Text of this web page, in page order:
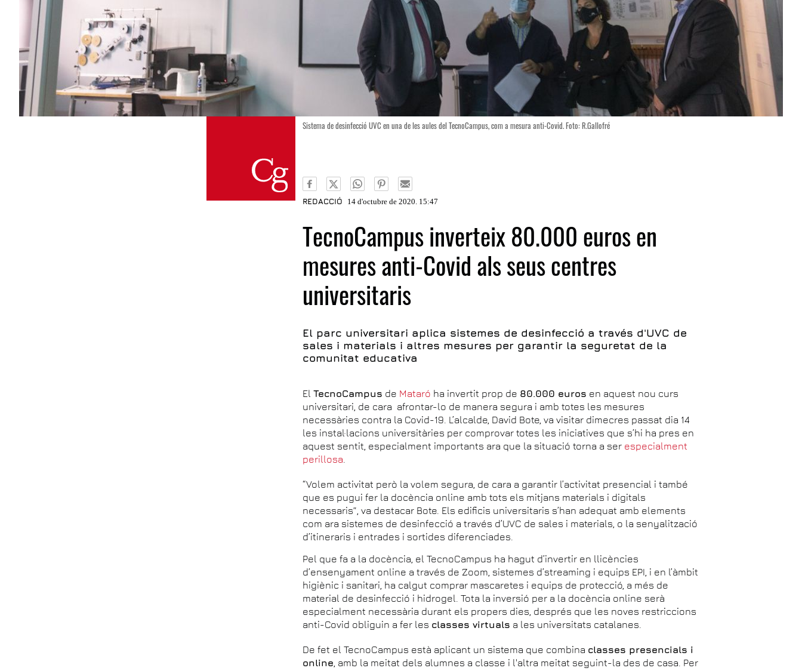
Sistema de desinfecció UVC en una de les aules del TecnoCampus, com a mesura anti-Covid. Foto: R.Gallofré
REDACCIÓ 14 d'octubre de 2020. 15:47
TecnoCampus inverteix 80.000 euros en
mesures anti-Covid als seus centres
universitaris
El parc universitari aplica sistemes de desinfecció a través d'UVC de
sales i materials i altres mesures per garantir la seguretat de la
comunitat educativa
ElTecnoCampus de Mataró ha invertit prop de 80.000 euros en aquest nou curs
universitari, de cara afrontar-lo de manera segura i amb totes les mesures
necessàries contra la Covid-19. L’alcalde, David Bote, va visitar dimecres passat dia 14
les instal·lacions universitàries per comprovar totes les iniciatives que s’hi ha pres en
aquest sentit, especialment importants ara que la situació torna a ser especialment
perillosa
“Volem activitat però la volem segura, de cara a garantir l’activitat presencial i també
que es pugui fer la docència online amb tots els mitjans materials i digitals
necessaris”, va destacar Bote. Els edificis universitaris s’han adequat amb elements
com ara sistemes de desinfecció a través d’UVC de sales i materials, o la senyalització
d’itineraris i entrades i sortides diferenciades.
Pel que fa a la docència, el TecnoCampus ha hagut d’invertir en llicències
d’ensenyament online a través de Zoom, sistemes d’streaming i equips EPI, i en l’àmbit
higiènic i sanitari, ha calgut comprar mascaretes i equips de protecció, a més de
material de desinfecció i hidrogel. Tota la inversió per a la docència online serà
especialment necessària durant els propers dies, després que les noves restriccions
anti-Covid obliguin a fer les classes virtuals a les universitats catalanes.
De fet el TecnoCampus està aplicant un sistema que combina classes presencials i
online , amb la meitat dels alumnes a classe i l'altra meitat seguint-la des de casa. Per